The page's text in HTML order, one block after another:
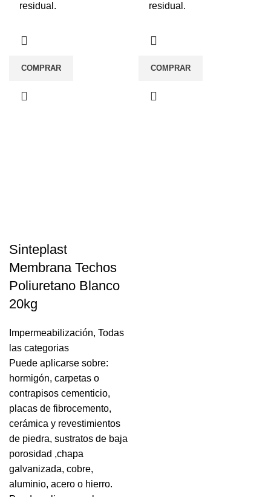
residual.
COMPRAR
residual.
COMPRAR
Sinteplast
Membrana Techos
Poliuretano Blanco
20kg
Impermeabilización, Todas
las categorias
Puede aplicarse sobre:
hormigón, carpetas o
contrapisos cementicio,
placas de fibrocemento,
cerámica y revestimientos
de piedra, sustratos de baja
porosidad ,chapa
galvanizada, cobre,
aluminio, acero o hierro.